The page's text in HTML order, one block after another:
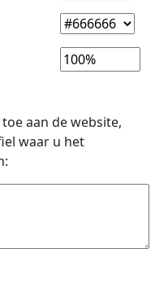
aan de website,
waar u het